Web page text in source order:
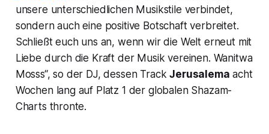
unsere unterschiedlichen Musikstile verbindet,
sondern auch eine positive Botschaft verbreitet.
Schließt euch uns an, wenn wir die Welt erneut mit
Liebe durch die Kraft der Musik vereinen. Wanitwa
Mosss“, so der DJ, dessen TrackJerusalema acht
Wochen lang auf Platz 1 der globalen Shazam-
Charts thronte.